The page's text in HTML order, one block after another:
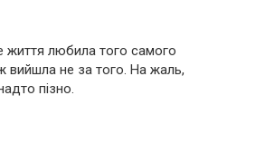
життя любила того самого
вийшла не за того. На жаль,
пізно.